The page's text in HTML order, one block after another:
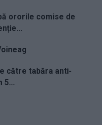
ororile comise de
către tabăra anti-
5...